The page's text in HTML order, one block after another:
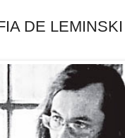
DE LEMINSKI